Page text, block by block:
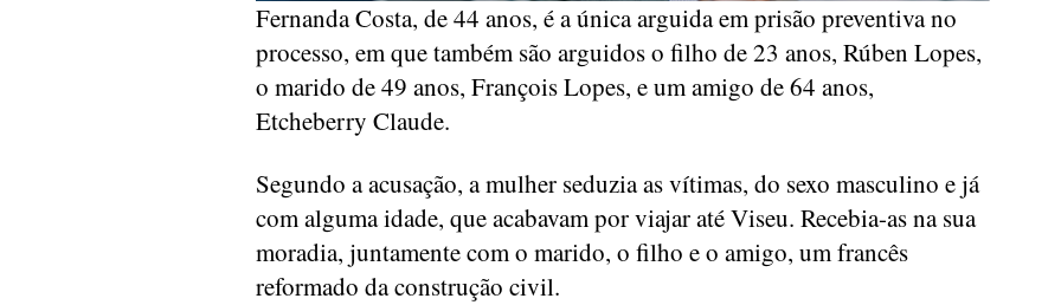
Fernanda Costa, de 44 anos, é a única arguida em prisão preventiva no
processo, em que também são arguidos o filho de 23 anos, Rúben Lopes,
o marido de 49 anos, François Lopes, e um amigo de 64 anos,
Etcheberry Claude.
Segundo a acusação, a mulher seduzia as vítimas, do sexo masculino e já
com alguma idade, que acabavam por viajar até Viseu. Recebia-as na sua
moradia, juntamente com o marido, o filho e o amigo, um francês
reformado da construção civil.